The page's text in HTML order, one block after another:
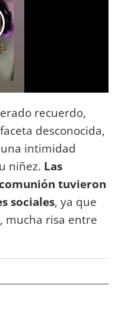
recuerdo,
desconocida,
intimidad
niñez. Las
tuvieron
sociales, ya que
mucha risa entre